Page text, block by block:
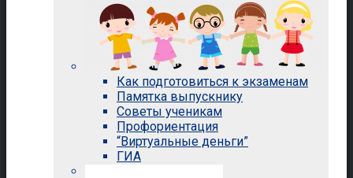
Как подготовиться к экзаменам
Памятка выпускнику
Советы ученикам
Профориентация
“Виртуальные деньги”
ГИА